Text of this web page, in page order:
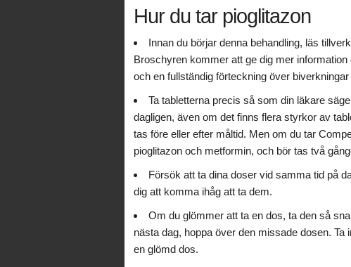
Hur du tar pioglitazon
Innan du börjar denna behandling, läs
Broschyren kommer att ge dig mer
och en fullständig förteckning över
Ta tabletterna precis så som din läkare
dagligen, även om det finns flera styrkor av
tas före eller efter måltid. Men om du tar
pioglitazon och metformin, och bör tas två
Försök att ta dina doser vid samma tid på
dig att komma ihåg att ta dem.
Om du glömmer att ta en dos, ta den så
nästa dag, hoppa över den missade dosen.
en glömd dos.